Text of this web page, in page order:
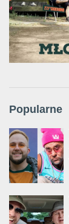
Popularne